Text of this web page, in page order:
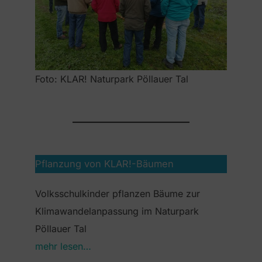
Foto: KLAR! Naturpark Pöllauer Tal
Pflanzung von KLAR!-Bäumen
Volksschulkinder pflanzen Bäume zur
Klimawandelanpassung im Naturpark
Pöllauer Tal
mehr lesen…